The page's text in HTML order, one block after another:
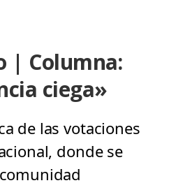
| Columna:
ciega»
de las votaciones
donde se